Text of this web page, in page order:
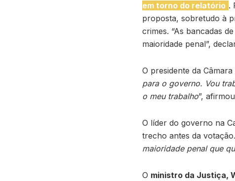
em torno do relatório .
proposta, sobretudo à
crimes. “As bancadas
maioridade penal”,
O presidente da
para o governo. Vou
o meu trabalho”,
O líder do governo na
trecho antes da
maioridade penal que
O ministro da Justiça,